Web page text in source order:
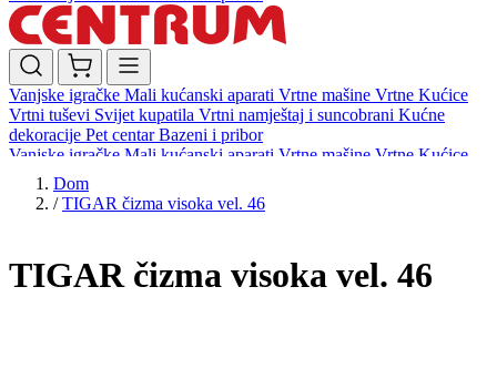
Vanjske igračke Mali kućanski aparati Vrtne mašine Vrtne Kućice
Vrtni tuševi Svijet kupatila Vrtni namještaj i suncobrani Kućne
dekoracije Pet centarBazeni i pribor
Vanjske igračke Mali kućanski aparati Vrtne mašine Vrtne Kućice
Vrtni tuševi
dekoracijePet centar Bazeni i pribor
Dom
/ TIGAR čizma visoka vel. 46
TIGAR čizma visoka vel. 46